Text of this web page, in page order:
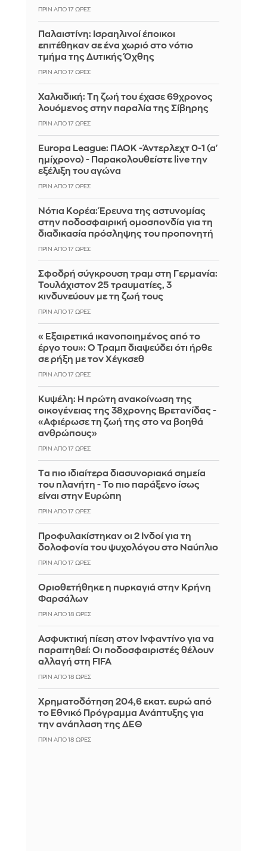
ΠΡΙΝ ΑΠΌ 17 ΏΡΕΣ
Παλαιστίνη: Ισραηλινοί έποικοι
επιτέθηκαν σε ένα χωριό στο νότιο
τμήμα της Δυτικής Όχθης
ΠΡΙΝ ΑΠΌ 17 ΏΡΕΣ
Χαλκιδική: Τη ζωή του έχασε 69χρονος
λουόμενος στην παραλία της Σίβηρης
ΠΡΙΝ ΑΠΌ 17 ΏΡΕΣ
Europa League: ΠΑΟΚ -Άντερλεχτ 0-1 (α'
ημίχρονο) - Παρακολουθείστε live την
εξέλιξη του αγώνα
ΠΡΙΝ ΑΠΌ 17 ΏΡΕΣ
Νότια Κορέα: Έρευνα της αστυνομίας
στην ποδοσφαιρική ομοσπονδία για τη
διαδικασία πρόσληψης του προπονητή
ΠΡΙΝ ΑΠΌ 17 ΏΡΕΣ
Σφοδρή σύγκρουση τραμ στη Γερμανία:
Τουλάχιστον 25 τραυματίες, 3
κινδυνεύουν με τη ζωή τους
ΠΡΙΝ ΑΠΌ 17 ΏΡΕΣ
«Εξαιρετικά ικανοποιημένος από το
έργο του»: Ο Τραμπ διαψεύδει ότι ήρθε
σε ρήξη με τον Χέγκσεθ
ΠΡΙΝ ΑΠΌ 17 ΏΡΕΣ
Κυψέλη: Η πρώτη ανακοίνωση της
οικογένειας της 38χρονης Βρετανίδας -
«Αφιέρωσε τη ζωή της στο να βοηθά
ανθρώπους»
ΠΡΙΝ ΑΠΌ 17 ΏΡΕΣ
Tα πιο ιδιαίτερα διασυνοριακά σημεία
του πλανήτη - Το πιο παράξενο ίσως
είναι στην Ευρώπη
ΠΡΙΝ ΑΠΌ 17 ΏΡΕΣ
Προφυλακίστηκαν οι 2 Ινδοί για τη
δολοφονία του ψυχολόγου στο Ναύπλιο
ΠΡΙΝ ΑΠΌ 17 ΏΡΕΣ
Οριοθετήθηκε η πυρκαγιά στην Κρήνη
Φαρσάλων
ΠΡΙΝ ΑΠΌ 18 ΏΡΕΣ
Ασφυκτική πίεση στον Ινφαντίνο για να
παραιτηθεί: Οι ποδοσφαιριστές θέλουν
αλλαγή στη FIFA
ΠΡΙΝ ΑΠΌ 18 ΏΡΕΣ
Χρηματοδότηση 204,6 εκατ. ευρώ από
το Εθνικό Πρόγραμμα Ανάπτυξης για
την ανάπλαση της ΔΕΘ
ΠΡΙΝ ΑΠΌ 18 ΏΡΕΣ